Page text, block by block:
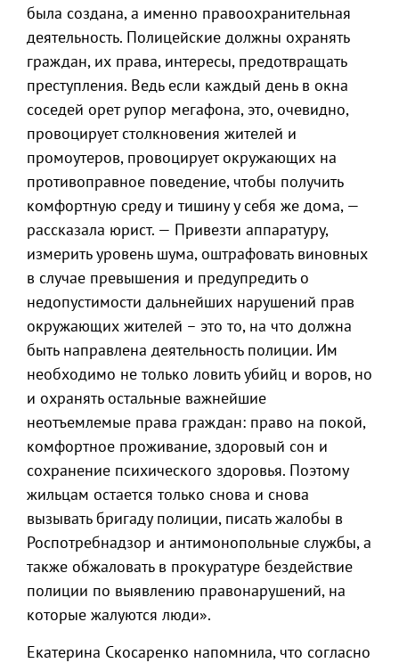
была создана, а именно правоохранительная
деятельность. Полицейские должны охранять
граждан, их права, интересы, предотвращать
преступления. Ведь если каждый день в окна
соседей орет рупор мегафона, это, очевидно,
провоцирует столкновения жителей и
промоутеров, провоцирует окружающих на
противоправное поведение, чтобы получить
комфортную среду и тишину у себя же дома, —
рассказала юрист. — Привезти аппаратуру,
измерить уровень шума, оштрафовать виновных
в случае превышения и предупредить о
недопустимости дальнейших нарушений прав
окружающих жителей – это то, на что должна
быть направлена деятельность полиции. Им
необходимо не только ловить убийц и воров, но
и охранять остальные важнейшие
неотъемлемые права граждан: право на покой,
комфортное проживание, здоровый сон и
сохранение психического здоровья. Поэтому
жильцам остается только снова и снова
вызывать бригаду полиции, писать жалобы в
Роспотребнадзор и антимонопольные службы, а
также обжаловать в прокуратуре бездействие
полиции по выявлению правонарушений, на
которые жалуются люди».
Екатерина Скосаренко напомнила, что согласно